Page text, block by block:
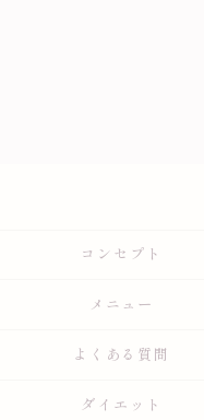
コンセプト
メニュー
よくある質問
ダイエット